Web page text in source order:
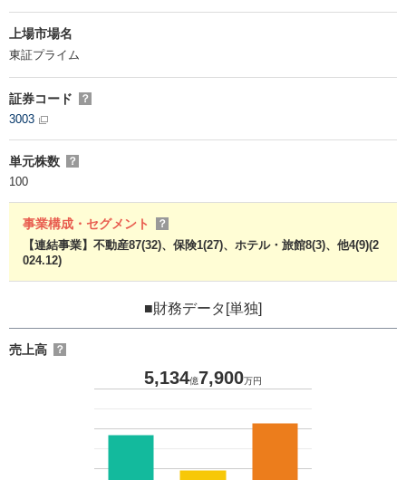
上場市場名
東証プライム
証券コード ？
3003
単元株数 ？
100
事業構成・セグメント ？
【連結事業】不動産87(32)、保険1(27)、ホテル・旅館8(3)、他4(9)(2
024.12)
■財務データ[単独]
売上高 ？
5,134億7,900万円